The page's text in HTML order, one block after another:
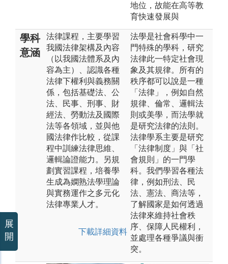
地位，故能在高等教
育快速發展與
學科
意涵
法律課程，主要學習
我國法律架構及內容
（以我國法體系及內
容為主）、認識各種
法律下權利與義務關
係，包括基礎法、公
法、民事、刑事、財
經法、勞動法及國際
法等各領域，並與他
國法律作比較，從課
程中訓練法律思維、
邏輯論證能力。另規
劃實習課程，培養學
生成為嫻熟法學理論
與實務運作之多元化
法律專業人才。
下載詳細資料
法學是社會科學中一
門特殊的學科，研究
法律此一特定社會現
象及其規律。所有的
秩序都可以說是一種
「法律」，例如自然
規律、倫常、邏輯法
則或美學，而法學就
是研究法律的法則。
法律學系主要是研究
「法律制度」與「社
會規則」的一門學
科。我們學習各種法
律，例如刑法、民
法、憲法、商法等，
了解國家是如何透過
法律來維持社會秩
序、保障人民權利，
並處理各種爭議與衝
突。
展
開